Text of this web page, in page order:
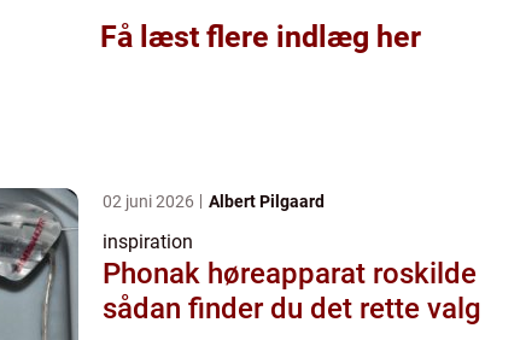
Få læst flere indlæg her
02 juni 2026 Albert Pilgaard
inspiration
Phonak høreapparat roskilde
sådan finder du det rette valg